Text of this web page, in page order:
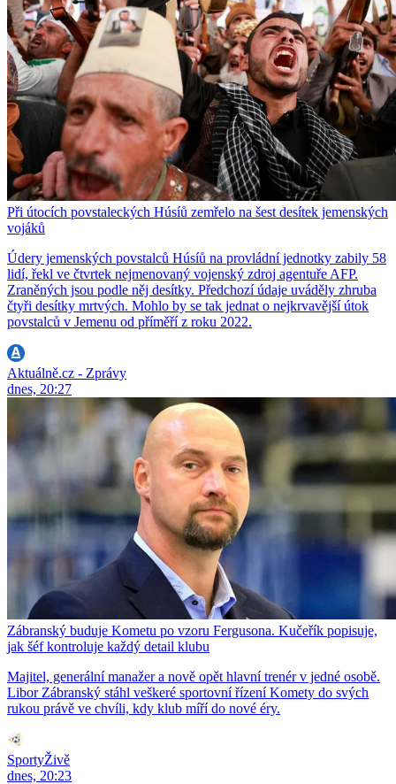
Při útocích povstaleckých Húsíů zemřelo na šest desítek jemenských
vojáků
Údery jemenských povstalců Húsíů na provládní jednotky zabily 58
lidí, řekl ve čtvrtek nejmenovaný vojenský zdroj agentuře AFP.
Zraněných jsou podle něj desítky. Předchozí údaje uváděly zhruba
čtyři desítky mrtvých. Mohlo by se tak jednat o nejkrvavější útok
povstalců v Jemenu od příměří z roku 2022.
Aktuálně.cz - Zprávy
dnes, 20:27
Zábranský buduje Kometu po vzoru Fergusona. Kučeřík popisuje,
jak šéf kontroluje každý detail klubu
Majitel, generální manažer a nově opět hlavní trenér v jedné osobě.
Libor Zábranský stáhl veškeré sportovní řízení Komety do svých
rukou právě ve chvíli, kdy klub míří do nové éry.
SportyŽivě
dnes, 20:23